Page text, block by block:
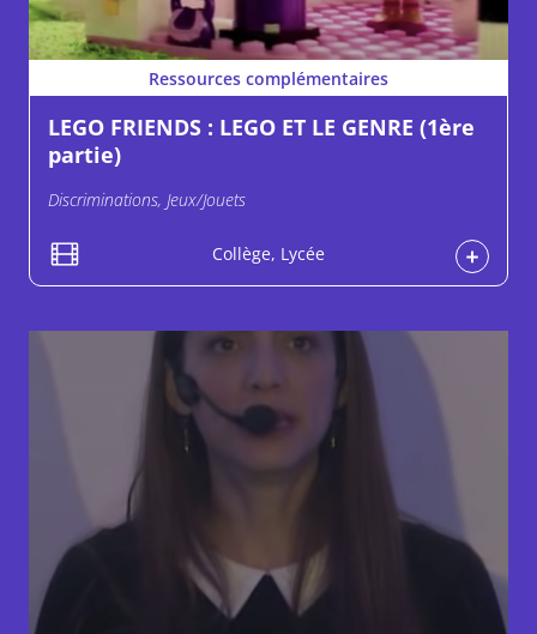
Ressources complémentaires
LEGO FRIENDS : LEGO ET LE GENRE (1ère
partie)
Discriminations, Jeux/Jouets
Collège, Lycée